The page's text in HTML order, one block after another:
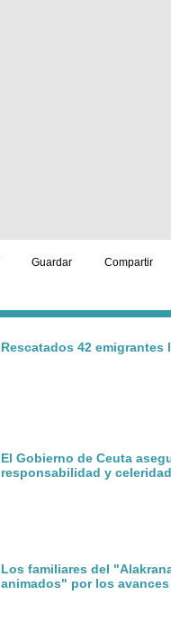
Guardar Compartir
Rescatados 42
El Gobierno de Ceuta
responsabilidad y celeridad
Los familiares del
animados" por los